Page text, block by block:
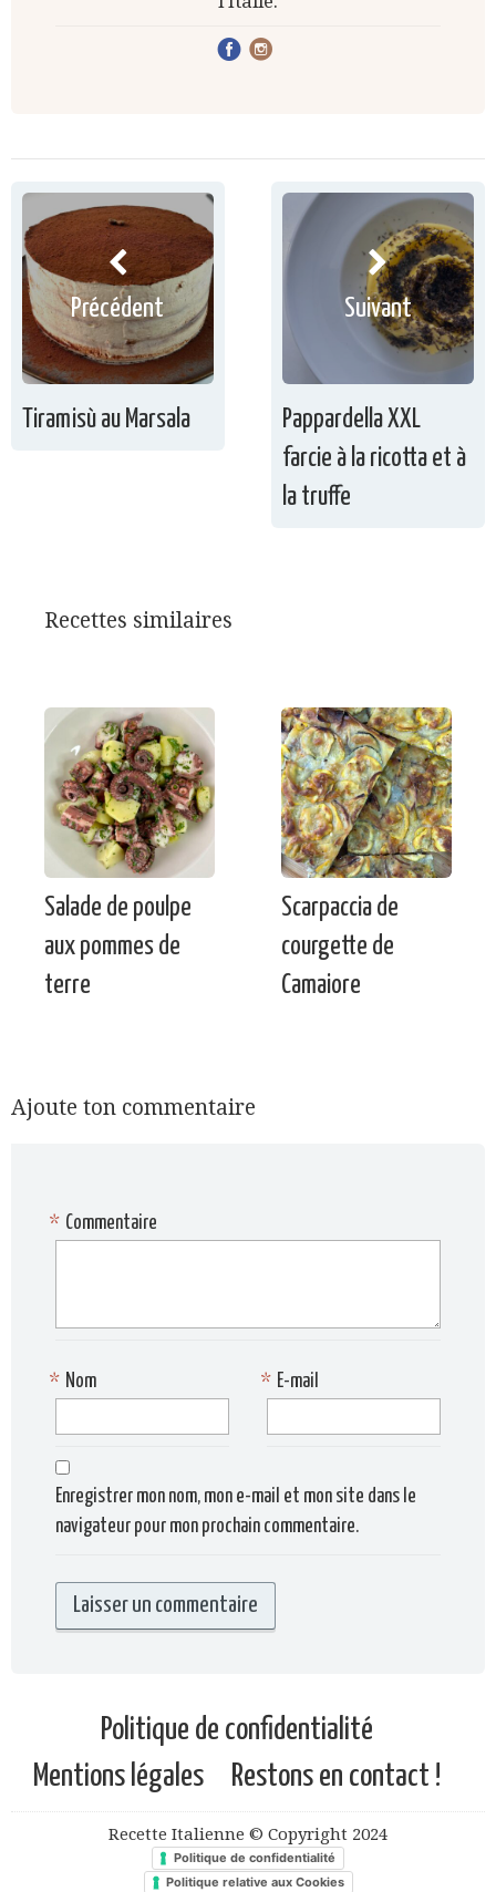
Précédent
Tiramisù au Marsala
Suivant
Pappardella XXL
farcie à la ricotta et à
la truffe
Recettes similaires
Salade de poulpe
aux pommes de
terre
Scarpaccia de
courgette de
Camaiore
Ajoute ton commentaire
Commentaire
*
Nom
* E-mail
*
Enregistrer mon nom, mon e-mail et mon site dans le
navigateur pour mon prochain commentaire.
Politique de confidentialité
Mentions légales
Restons en contact !
Recette Italienne © Copyright 2024
Politique de confidentialité
Politique relative aux Cookies